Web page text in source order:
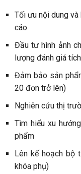
Tối ưu nội dung
cáo
Đầu tư hình ảnh
lượng đánh giá
Đảm bảo sản
20 đơn trở lên)
Nghiên cứu thị
Tìm hiểu xu
phẩm
Lên kế hoạch bộ
khóa phụ)